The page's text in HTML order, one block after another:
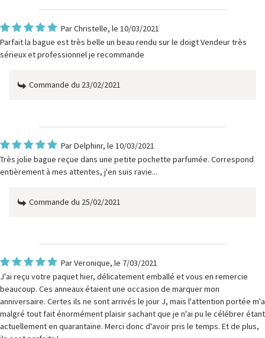
ParChristelle, le 10/03/2021
Parfait la bague est très belle un beau rendu sur le doigt Vendeur très
sérieux et professionnel je recommande
Commande du 23/02/2021
ParDelphinr, le 10/03/2021
Très jolie bague reçue dans une petite pochette parfumée. Correspond
entièrement à mes attentes, j'en suis ravie...
Commande du 25/02/2021
ParVeronique, le 7/03/2021
J'ai reçu votre paquet hier, délicatement emballé et vous en remercie
beaucoup. Ces anneaux étaient une occasion de marquer mon
anniversaire. Certes ils ne sont arrivés le jour J, mais l'attention portée m'a
malgré tout fait énormément plaisir sachant que je n'ai pu le célébrer étant
actuellement en quarantaine. Merci donc d'avoir pris le temps. Et de plus,